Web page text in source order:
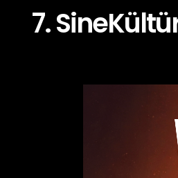
7.